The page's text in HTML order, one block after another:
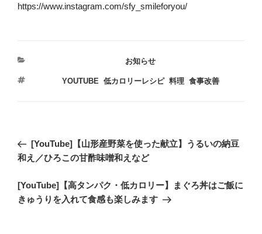
https://www.instagram.com/sfy_smileforyou/
カ
ゴ
お知らせ
タ
YOUTUBE, 低カロリーレシピ, 料理, 食事改善
稿
ビ
ゲ
過
去
投
稿
[YouTube]【山形産野菜を使った献立】うるいの納豆
和え／ひろこの甘酢味噌和えなど
次
の
[YouTube]【高タンパク・低カロリー】まぐろ丼はご飯に
きゅうりを入れて食感も楽しみます